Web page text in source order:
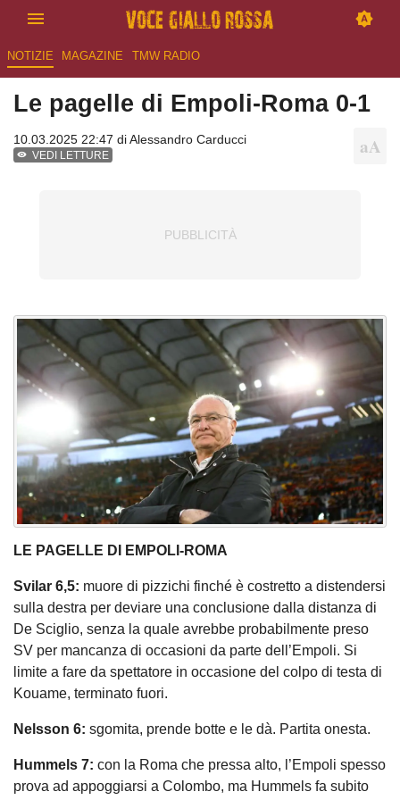
NOTIZIE MAGAZINE TMW RADIO
Le pagelle di Empoli-Roma 0-1
10.03.2025 22:47 diAlessandro Carducci
VEDI LETTURE
LE PAGELLE DI EMPOLI-ROMA
Svilar 6,5: muore di pizzichi finché è costretto a distendersi
sulla destra per deviare una conclusione dalla distanza di
De Sciglio, senza la quale avrebbe probabilmente preso
SV per mancanza di occasioni da parte dell’Empoli. Si
limite a fare da spettatore in occasione del colpo di testa di
Kouame, terminato fuori.
Nelsson 6: sgomita, prende botte e le dà. Partita onesta.
Hummels 7: con la Roma che pressa alto, l’Empoli spesso
prova ad appoggiarsi a Colombo, ma Hummels fa subito